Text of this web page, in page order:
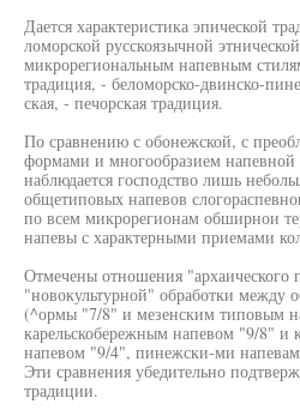
Дается характеристика эпической
ломорской русскоязычной
микрорегиональным напевным
традиция, - беломорско-двинско-
ская, - печорская традиция.
По сравнению с обонежской, с
формами и многообразием напевной
наблюдается господство лишь
общетиповых напевов
по всем микрорегионам обширнои
напевы с характерными приемами
Отмечены отношения "архаического
"новокультурной" обработки между
(^ормы "7/8" и мезенским типовым
карельскобережным напевом "9/8" и
напевом "9/4", пинежски-ми
Эти сравнения убедительно
традиции.